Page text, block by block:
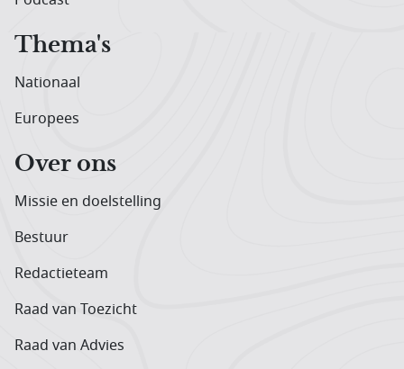
Thema's
Nationaal
Europees
Over ons
Missie en doelstelling
Bestuur
Redactieteam
Raad van Toezicht
Raad van Advies